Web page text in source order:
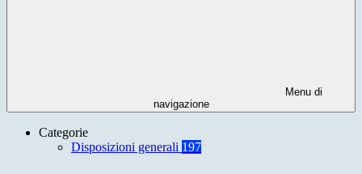
Menu di
navigazione
Categorie
Disposizioni generali 197